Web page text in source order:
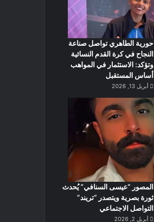
حورية الطاهري تواصل صناعة
النجاح في كرة القدم النسائية
وتؤكد: الاستثمار في المواهب
أساس المستقبل
أبريل 13, 2026
المصور “عيسى السنافي” يُحدث
ثورة بصرية ويتصدر “تريند”
التواصل الاجتماعي
أبريل 2, 2026